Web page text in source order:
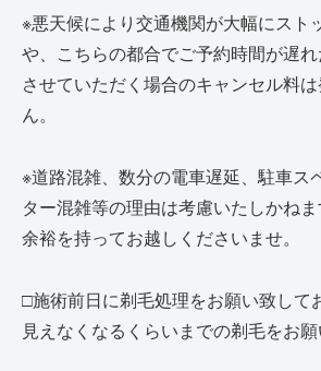
※悪天候により交通機関が大幅にスト
や、こちらの都合でご予約時間が遅
させていただく場合のキャンセル料
ん。
※道路混雑、数分の電車遅延、駐車ス
ター混雑等の理由は考慮いたしかね
余裕を持ってお越しくださいませ。
□施術前日に剃毛処理をお願い致して
見えなくなるくらいまでの剃毛をお願